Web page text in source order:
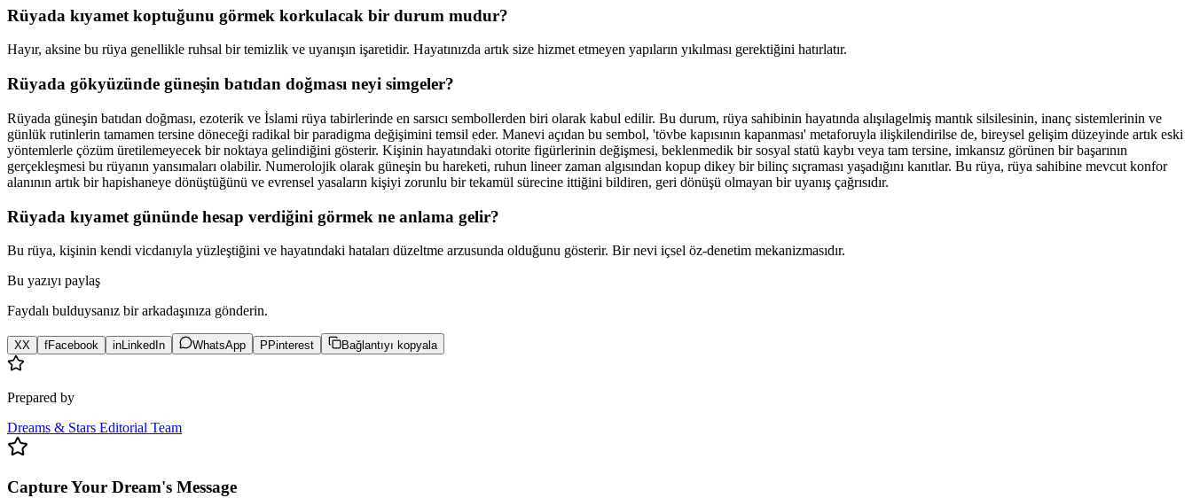
Rüyada kıyamet koptuğunu görmek korkulacak bir durum mudur?
Hayır, aksine bu rüya genellikle ruhsal bir temizlik ve uyanışın işaretidir. Hayatınızda artık size hizmet etmeyen yapıların yıkılması gerektiğini hatırlatır.
Rüyada gökyüzünde güneşin batıdan doğması neyi simgeler?
Rüyada güneşin batıdan doğması, ezoterik ve İslami rüya tabirlerinde en sarsıcı sembollerden biri olarak kabul edilir. Bu durum, rüya sahibinin hayatında alışılagelmiş mantık silsilesinin, inanç sistemlerinin ve
günlük rutinlerin tamamen tersine döneceği radikal bir paradigma değişimini temsil eder. Manevi açıdan bu sembol, 'tövbe kapısının kapanması' metaforuyla ilişkilendirilse de, bireysel gelişim düzeyinde artık eski
yöntemlerle çözüm üretilemeyecek bir noktaya gelindiğini gösterir. Kişinin hayatındaki otorite figürlerinin değişmesi, beklenmedik bir sosyal statü kaybı veya tam tersine, imkansız görünen bir başarının
gerçekleşmesi bu rüyanın yansımaları olabilir. Numerolojik olarak güneşin bu hareketi, ruhun lineer zaman algısından kopup dikey bir bilinç sıçraması yaşadığını kanıtlar. Bu rüya, rüya sahibine mevcut konfor
alanının artık bir hapishaneye dönüştüğünü ve evrensel yasaların kişiyi zorunlu bir tekamül sürecine ittiğini bildiren, geri dönüşü olmayan bir uyanış çağrısıdır.
Rüyada kıyamet gününde hesap verdiğini görmek ne anlama gelir?
Bu rüya, kişinin kendi vicdanıyla yüzleştiğini ve hayatındaki hataları düzeltme arzusunda olduğunu gösterir. Bir nevi içsel öz-denetim mekanizmasıdır.
Bu yazıyı paylaş
Faydalı bulduysanız bir arkadaşınıza gönderin.
XX fFacebook inLinkedIn WhatsApp P Pinterest Bağlantıyı kopyala
Prepared by
Dreams & Stars Editorial Team
Capture Your Dream's Message